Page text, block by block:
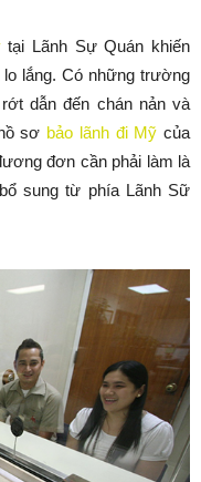
tại Lãnh Sự Quán khiến
lắng. Có những trường
dẫn đến chán nản và
sơ bảo lãnh đi Mỹcủa
đơn cần phải làm là
sung từ phía Lãnh Sữ